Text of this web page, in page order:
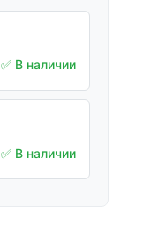
✅ В наличии
✅ В наличии